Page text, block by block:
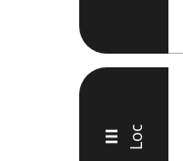
III Loc